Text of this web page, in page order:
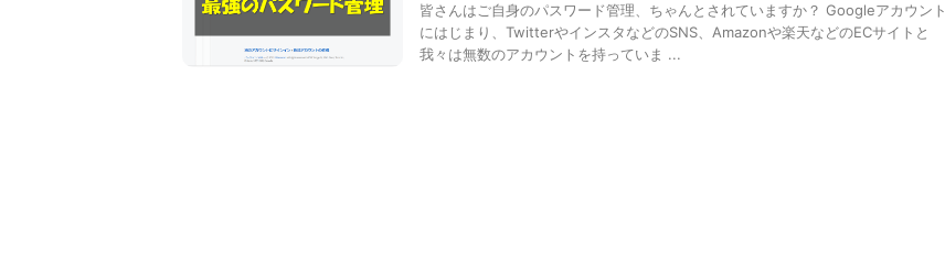
皆さんはご自身のパスワード管理、ちゃんとされていますか？ Googleアカウント
にはじまり、TwitterやインスタなどのSNS、Amazonや楽天などのECサイトと
我々は無数のアカウントを持っていま ...